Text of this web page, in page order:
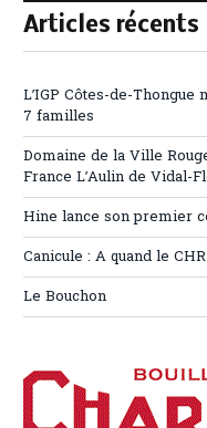
Articles récents
L’IGP Côtes-de-
7 familles
Domaine de la Ville
France L’Aulin de Vidal-
Hine lance son premier
Canicule : A quand le
Le Bouchon